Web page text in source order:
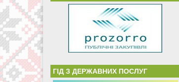
ГІД З ДЕРЖАВНИХ ПОСЛУГ